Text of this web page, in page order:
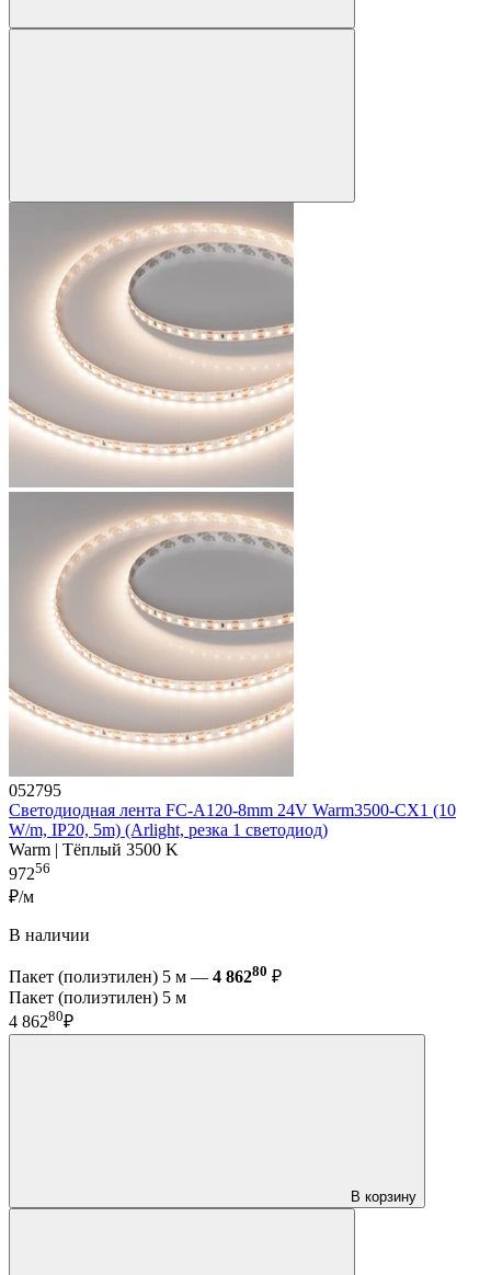
052795
Светодиодная лента FC-A120-8mm 24V Warm3500-CX1 (10
W/m, IP20, 5m) (Arlight, резка 1 светодиод)
Warm | Тёплый 3500 K
97256
₽/м
В наличии
Пакет (полиэтилен) 5 м — 4 86280 ₽
Пакет (полиэтилен) 5 м
4 86280₽
В корзину